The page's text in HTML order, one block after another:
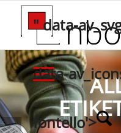
" data-
data-
fontello'>